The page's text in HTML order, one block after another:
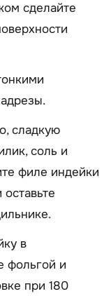
сделайте
сладкую
соль и
филе индейки
в
фольгой и
при 180